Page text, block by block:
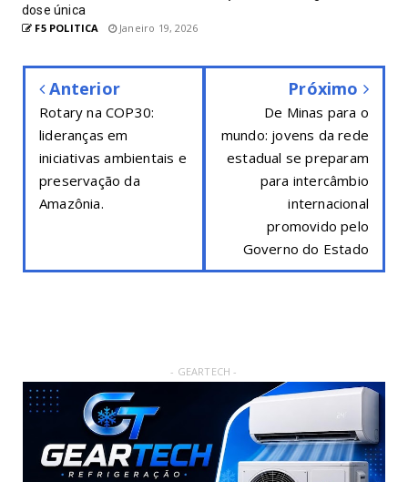
dose única
F5 POLITICA Janeiro 19, 2026
Anterior
Rotary na COP30:
lideranças em
iniciativas ambientais e
preservação da
Amazônia.
Próximo
De Minas para o
mundo: jovens da rede
estadual se preparam
para intercâmbio
internacional
promovido pelo
Governo do Estado
- GEARTECH -